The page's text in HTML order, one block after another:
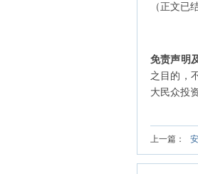
（正文已
免责声明
之目的，
大民众投
上一篇：